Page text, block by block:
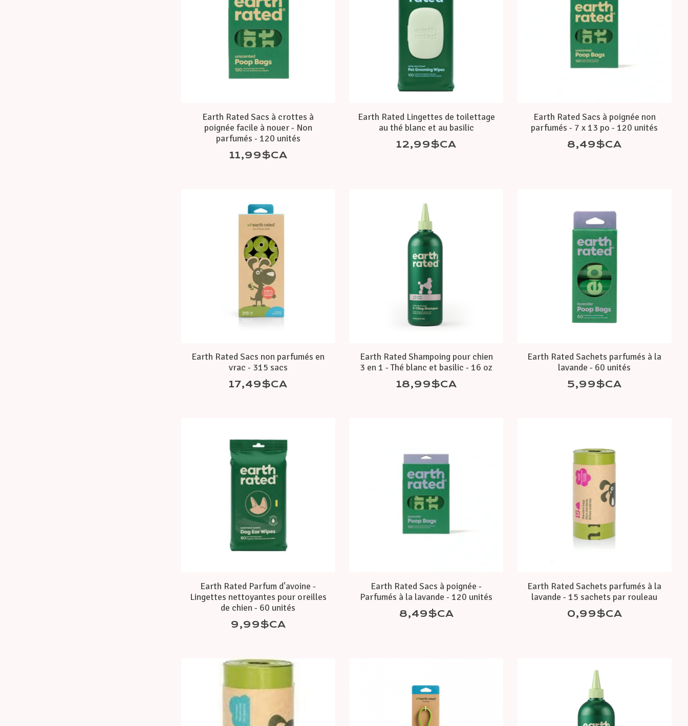
Earth Rated Sacs à crottes à
poignée facile à nouer - Non
parfumés - 120 unités
11,99$CA
Earth Rated Lingettes de toilettage
au thé blanc et au basilic
12,99$CA
Earth Rated Sacs à poignée non
parfumés - 7 x 13 po - 120 unités
8,49$CA
Earth Rated Sacs non parfumés en
vrac - 315 sacs
17,49$CA
Earth Rated Shampoing pour chien
3 en 1 - Thé blanc et basilic - 16 oz
18,99$CA
Earth Rated Sachets parfumés à la
lavande - 60 unités
5,99$CA
Earth Rated Parfum d'avoine -
Lingettes nettoyantes pour oreilles
de chien - 60 unités
9,99$CA
Earth Rated Sacs à poignée -
Parfumés à la lavande - 120 unités
8,49$CA
Earth Rated Sachets parfumés à la
lavande - 15 sachets par rouleau
0,99$CA